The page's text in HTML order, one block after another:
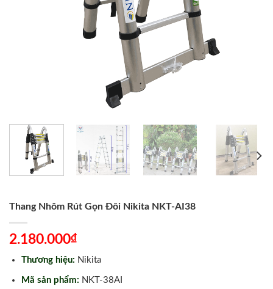
Thang Nhôm Rút Gọn Đôi Nikita NKT-AI38
2.180.000₫
Thương hiệu: Nikita
Mã sản phẩm: NKT-38AI